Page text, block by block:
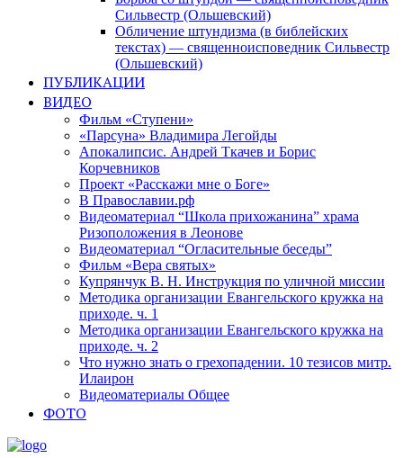
Сильвестр (Ольшевский)
Обличение штундизма (в библейских
текстах) — священноисповедник Сильвестр
(Ольшевский)
ПУБЛИКАЦИИ
ВИДЕО
Фильм «Ступени»
«Парсуна» Владимира Легойды
Апокалипсис. Андрей Ткачев и Борис
Корчевников
Проект «Расскажи мне о Боге»
В Православии.рф
Видеоматериал “Школа прихожанина” храма
Ризоположения в Леонове
Видеоматериал “Огласительные беседы”
Фильм «Вера святых»
Купрянчук В. Н. Инструкция по уличной миссии
Методика организации Евангельского кружка на
приходе. ч. 1
Методика организации Евангельского кружка на
приходе. ч. 2
Что нужно знать о грехопадении. 10 тезисов митр.
Илаирон
Видеоматериалы Общее
ФОТО